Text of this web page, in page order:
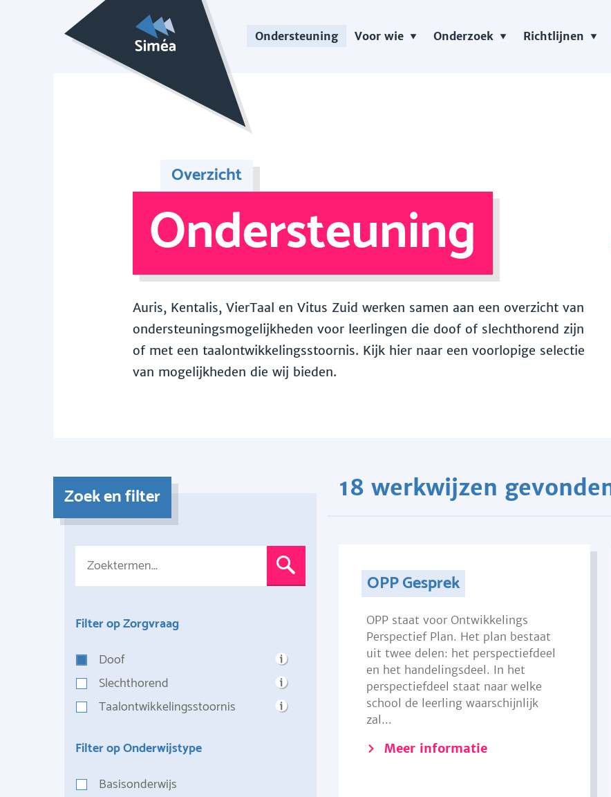
Ondersteuning Voor wie Onderzoek Richtlijnen
Overzicht
Ondersteuning
Auris, Kentalis, VierTaal en Vitus Zuid werken samen aan een overzicht van
ondersteuningsmogelijkheden voor leerlingen die doof of slechthorend zijn
of met een taalontwikkelingsstoornis. Kijk hier naar een voorlopige selectie
van mogelijkheden die wij bieden.
Zoek en filter
Filter op Zorgvraag
Doof
Slechthorend
Taalontwikkelingsstoornis
Filter op Onderwijstype
Basisonderwijs
18 werkwijzen
OPP Gesprek
OPP staat voor Ontwikkelings
Perspectief Plan. Het plan bestaat
uit twee delen: het perspectiefdeel
en het handelingsdeel. In het
perspectiefdeel staat naar welke
school de leerling waarschijnlijk
zal...
Meer informatie